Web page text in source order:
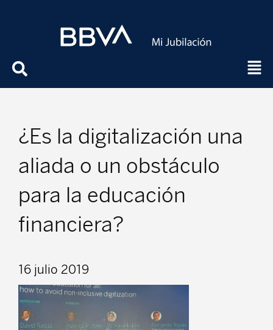
¿Es la digitalización una
aliada o un obstáculo
para la educación
financiera?
16 julio 2019